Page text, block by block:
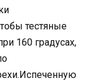
тестяные
160 градусах,